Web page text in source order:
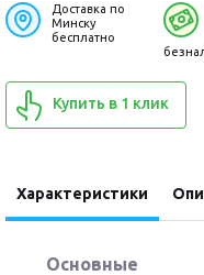
Доставка по
Минску
бесплатно
Купить в 1 клик
Характеристики
Основные